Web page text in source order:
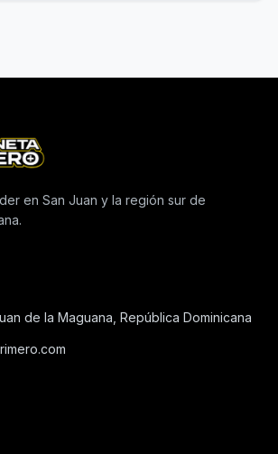
en San Juan y la región sur de
de la Maguana, República Dominicana